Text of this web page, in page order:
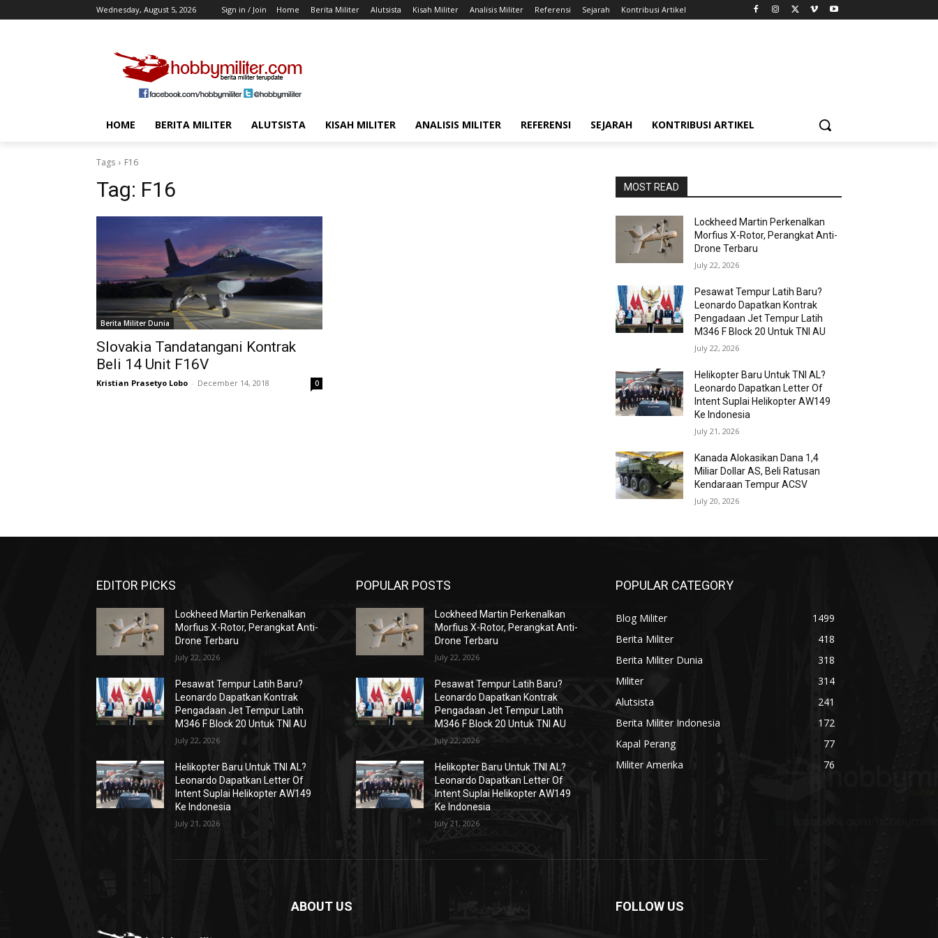
Wednesday, August 5, 2026 Sign in / Join Home Berita Militer Alutsista Kisah Militer Analisis Militer Referensi Sejarah Kontribusi Artikel
HOME BERITA MILITER ALUTSISTA KISAH MILITER ANALISIS MILITER REFERENSI SEJARAH KONTRIBUSI ARTIKEL
Tags F16
Tag: F16
Berita Militer Dunia
Slovakia Tandatangani Kontrak
Beli 14 Unit F16V
Kristian Prasetyo Lobo - December 14, 2018 0
MOST READ
Lockheed Martin Perkenalkan
Morfius X-Rotor, Perangkat Anti-
Drone Terbaru
July 22, 2026
Pesawat Tempur Latih Baru?
Leonardo Dapatkan Kontrak
Pengadaan Jet Tempur Latih
M346 F Block 20 Untuk TNI AU
July 22, 2026
Helikopter Baru Untuk TNI AL?
Leonardo Dapatkan Letter Of
Intent Suplai Helikopter AW149
Ke Indonesia
July 21, 2026
Kanada Alokasikan Dana 1,4
Miliar Dollar AS, Beli Ratusan
Kendaraan Tempur ACSV
July 20, 2026
EDITOR PICKS
Lockheed Martin Perkenalkan
Morfius X-Rotor, Perangkat Anti-
Drone Terbaru
July 22, 2026
Pesawat Tempur Latih Baru?
Leonardo Dapatkan Kontrak
Pengadaan Jet Tempur Latih
M346 F Block 20 Untuk TNI AU
July 22, 2026
Helikopter Baru Untuk TNI AL?
Leonardo Dapatkan Letter Of
Intent Suplai Helikopter AW149
Ke Indonesia
July 21, 2026
POPULAR POSTS
Lockheed Martin Perkenalkan
Morfius X-Rotor, Perangkat Anti-
Drone Terbaru
July 22, 2026
Pesawat Tempur Latih Baru?
Leonardo Dapatkan Kontrak
Pengadaan Jet Tempur Latih
M346 F Block 20 Untuk TNI AU
July 22, 2026
Helikopter Baru Untuk TNI AL?
Leonardo Dapatkan Letter Of
Intent Suplai Helikopter AW149
Ke Indonesia
July 21, 2026
POPULAR CATEGORY
Blog Militer
1499
Berita Militer
418
Berita Militer Dunia
318
Militer
314
Alutsista
241
Berita Militer Indonesia
172
Kapal Perang
77
Militer Amerika
76
ABOUT US FOLLOW US